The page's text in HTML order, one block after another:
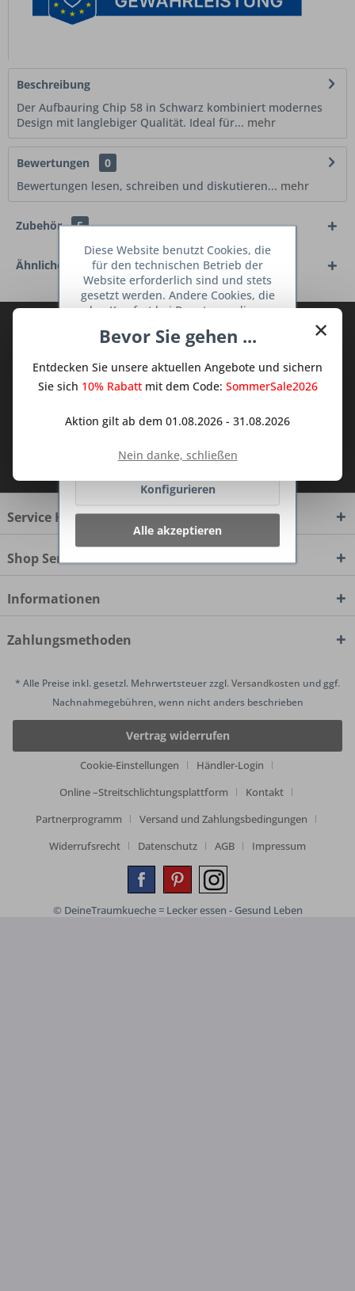
Beschreibung
Der Aufbauring Chip 58 in Schwarz kombiniert modernes
Design mit langlebiger Qualität. Ideal für... mehr
Bewertungen
0
Bewertungen lesen, schreiben und diskutieren... mehr
Zubehör 5
Ähnliche Artikel
Abonnieren Sie den kostenlosen Deine
TraumKüche Newsletter und verpassen
Sie keine Neuigkeit oder Aktion mehr aus
dem Traum Küchen - Shop.
Ich habe dieDatenschutzbestimmungen
Service Hotline
Shop Service
Informationen
Zahlungsmethoden
* Alle Preise inkl. gesetzl. Mehrwertsteuer zzgl.Versandkosten und ggf.
Nachnahmegebühren, wenn nicht anders beschrieben
Vertrag widerrufen
Cookie-Einstellungen
Händler-Login
Online –Streitschlichtungsplattform
Kontakt
Partnerprogramm
Versand und Zahlungsbedingungen
Widerrufsrecht
Datenschutz AGB Impressum
© DeineTraumkueche = Lecker essen - Gesund Leben
×
Bevor Sie gehen ...
Entdecken Sie unsere aktuellen Angebote und sichern
Sie sich 10% Rabattmit dem Code: SommerSale2026
Aktion gilt ab dem 01.08.2026 - 31.08.2026
Nein danke, schließen
Diese Website benutzt Cookies, die
für den technischen Betrieb der
Website erforderlich sind und stets
gesetzt werden. Andere Cookies, die
den Komfort bei Benutzung dieser
dienen oder die Interaktion mit
Netzwerken vereinfachen sollen,
werden nur mit Ihrer Zustimmung
Ablehnen
Konfigurieren
Alle akzeptieren